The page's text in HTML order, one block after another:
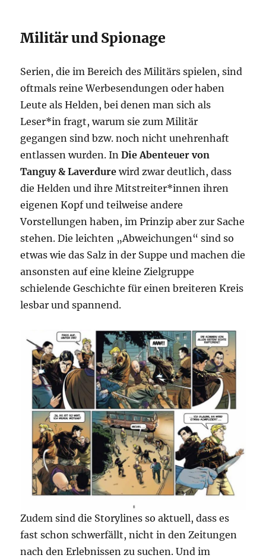
Militär und Spionage
Serien, die im Bereich des Militärs spielen, sind
oftmals reine Werbesendungen oder haben
Leute als Helden, bei denen man sich als
Leser*in fragt, warum sie zum Militär
gegangen sind bzw. noch nicht unehrenhaft
entlassen wurden. InDie Abenteuer von
Tanguy & Laverdure wird zwar deutlich, dass
die Helden und ihre Mitstreiter*innen ihren
eigenen Kopf und teilweise andere
Vorstellungen haben, im Prinzip aber zur Sache
stehen. Die leichten „Abweichungen“ sind so
etwas wie das Salz in der Suppe und machen die
ansonsten auf eine kleine Zielgruppe
schielende Geschichte für einen breiteren Kreis
lesbar und spannend.
Zudem sind die Storylines so aktuell, dass es
fast schon schwerfällt, nicht in den Zeitungen
nach den Erlebnissen zu suchen. Und im